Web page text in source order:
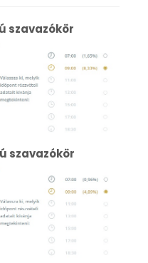
szavazókör
szavazókör